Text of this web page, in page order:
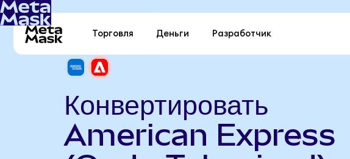
Торговля Деньги Разработчик
Конвертировать
American Express